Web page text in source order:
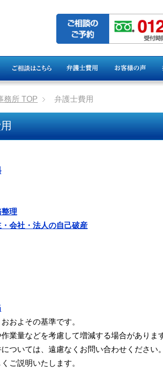
務所 TOP 弁護士費用
理
会社・法人の自己破産
およその基準です。
業量などを考慮して増減する場合がありま
ついては、遠慮なくお問い合わせください
ご説明いたします。